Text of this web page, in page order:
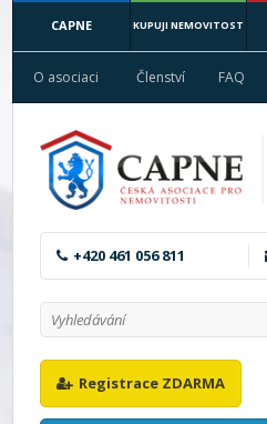
CAPNE KUPUJI NEMOVITOST
O asociaci Členství FAQ
+420 461 056 811
Registrace ZDARMA